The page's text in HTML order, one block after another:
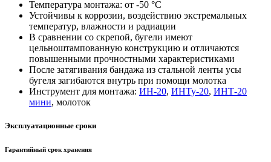
Температура монтажа: от -50 °С
Устойчивы к коррозии, воздействию экстремальных
температур, влажности и радиации
В сравнении со скрепой, бугели имеют
цельноштампованную конструкцию и отличаются
повышенными прочностными характеристиками
После затягивания бандажа из стальной ленты усы
бугеля загибаются внутрь при помощи молотка
Инструмент для монтажа: ИН-20, ИНТу-20, ИНТ-20
мини, молоток
Эксплуатационные сроки
Гарантийный срок хранения